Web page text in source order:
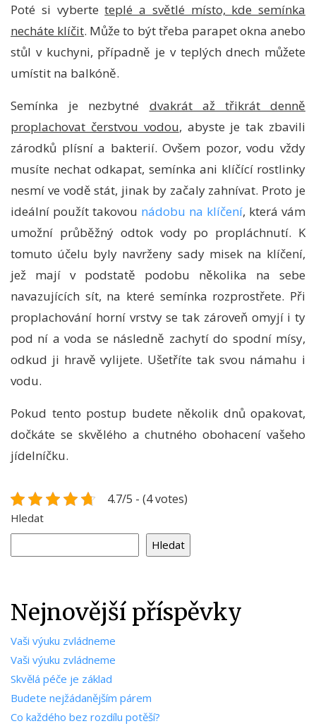
Poté si vyberteteplé a světlé místo, kde semínka
necháte klíčit. Může to být třeba parapet okna anebo
stůl v kuchyni, případně je v teplých dnech můžete
umístit na balkóně.
Semínka je nezbytné dvakrát až třikrát denně
proplachovat čerstvou vodou, abyste je tak zbavili
zárodků plísní a bakterií. Ovšem pozor, vodu vždy
musíte nechat odkapat, semínka ani klíčící rostlinky
nesmí ve vodě stát, jinak by začaly zahnívat. Proto je
ideální použít takovou nádobu na klíčení, která vám
umožní průběžný odtok vody po propláchnutí. K
tomuto účelu byly navrženy sady misek na klíčení,
jež mají v podstatě podobu několika na sebe
navazujících sít, na které semínka rozprostřete. Při
proplachování horní vrstvy se tak zároveň omyjí i ty
pod ní a voda se následně zachytí do spodní mísy,
odkud ji hravě vylijete. Ušetříte tak svou námahu i
vodu.
Pokud tento postup budete několik dnů opakovat,
dočkáte se skvělého a chutného obohacení vašeho
jídelníčku.
4.7/5 - (4 votes)
Hledat
Hledat
Nejnovější příspěvky
Vaši výuku zvládneme
Vaši výuku zvládneme
Skvělá péče je základ
Budete nejžádanějším párem
Co každého bez rozdílu potěší?